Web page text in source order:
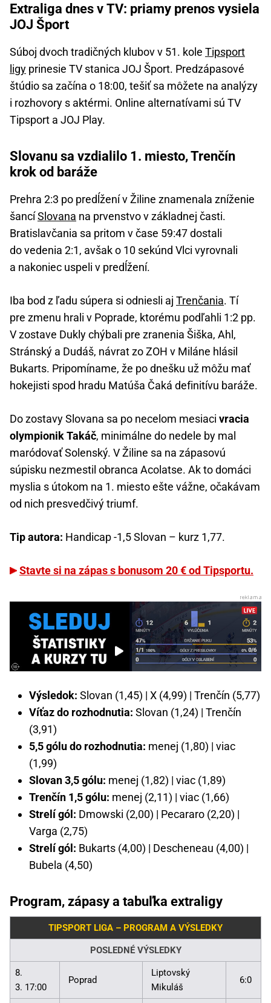
Extraliga dnes v TV: priamy prenos vysiela
JOJ Šport
Súboj dvoch tradičných klubov v 51. kole Tipsport
ligy prinesie TV stanica JOJ Šport. Predzápasové
štúdio sa začína o 18:00, tešiť sa môžete na analýzy
i rozhovory s aktérmi. Online alternatívami sú TV
Tipsport a JOJ Play.
Slovanu sa vzdialilo 1. miesto, Trenčín
krok od baráže
Prehra 2:3 po predĺžení v Žiline znamenala zníženie
šancíSlovana na prvenstvo v základnej časti.
Bratislavčania sa pritom v čase 59:47 dostali
do vedenia 2:1, avšak o 10 sekúnd Vlci vyrovnali
a nakoniec uspeli v predĺžení.
Iba bod z ľadu súpera si odniesli aj Trenčania. Tí
pre zmenu hrali v Poprade, ktorému podľahli 1:2 pp.
V zostave Dukly chýbali pre zranenia Šiška, Ahl,
Stránský a Dudáš, návrat zo ZOH v Miláne hlásil
Bukarts. Pripomíname, že po dnešku už môžu mať
hokejisti spod hradu Matúša Čaká definitívu baráže.
Do zostavy Slovana sa po necelom mesiaci vracia
olympionik Takáč, minimálne do nedele by mal
maródovať Solenský. V Žiline sa na zápasovú
súpisku nezmestil obranca Acolatse. Ak to domáci
myslia s útokom na 1. miesto ešte vážne, očakávam
od nich presvedčivý triumf.
Tip autora: Handicap -1,5 Slovan – kurz 1,77.
Stavte si na zápas s bonusom 20 € od Tipsportu.
Výsledok: Slovan (1,45) | X (4,99) | Trenčín (5,77)
Víťaz do rozhodnutia: Slovan (1,24) | Trenčín
(3,91)
5,5 gólu do rozhodnutia: menej (1,80) | viac
(1,99)
Slovan 3,5 gólu: menej (1,82) | viac (1,89)
Trenčín 1,5 gólu: menej (2,11) | viac (1,66)
Strelí gól: Dmowski (2,00) | Pecararo (2,20) |
Varga (2,75)
Strelí gól: Bukarts (4,00) | Descheneau (4,00) |
Bubela (4,50)
Program, zápasy a tabuľka extraligy
TIPSPORT LIGA – PROGRAM A VÝSLEDKY
POSLEDNÉ VÝSLEDKY
8.
3. 17:00
Poprad
Liptovský
Mikuláš
6:0